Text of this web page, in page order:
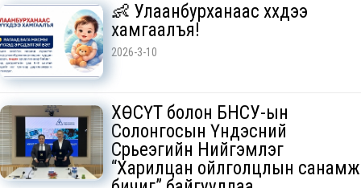
👶 Улаанбурханаас хүүхдээ
хамгаалъя!
2026-3-10
ХӨСҮТ болон БНСУ-ын
Солонгосын Үндэсний
Сүрьеэгийн Нийгэмлэг
“Харилцан ойлголцлын санамж